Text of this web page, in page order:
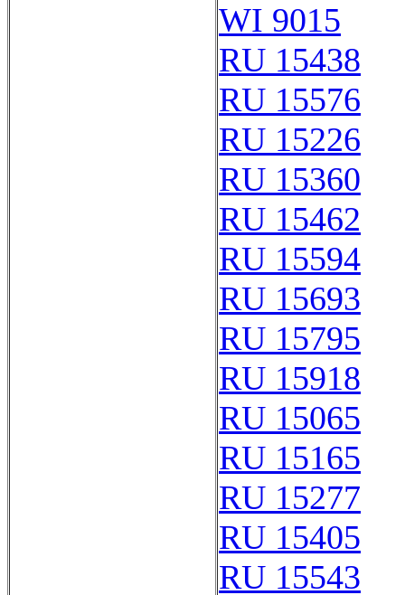
WI 9015
RU 15438
RU 15576
RU 15226
RU 15360
RU 15462
RU 15594
RU 15693
RU 15795
RU 15918
RU 15065
RU 15165
RU 15277
RU 15405
RU 15543